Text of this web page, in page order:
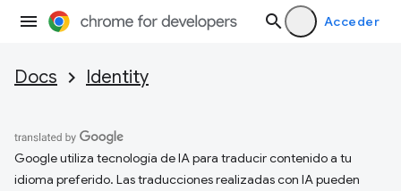
Acceder
Docs Identity
Google utiliza tecnología de IA para traducir contenido a tu
idioma preferido. Las traducciones realizadas con IA pueden